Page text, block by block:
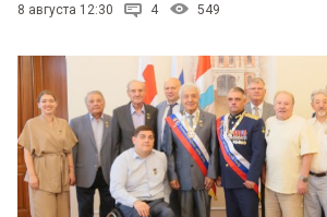
8 августа 12:30 4 549